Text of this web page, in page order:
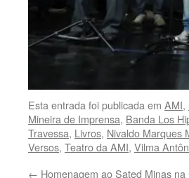
Esta entrada foi publicada em AMI,
Mineira de Imprensa, Banda Los
Travessa, Livros, Nivaldo Marques
Versos, Teatro da AMI, Vilma
← Homenagem ao Sated Minas na